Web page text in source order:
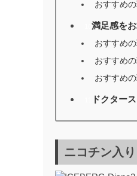
おすすめ
満足感を
おすすめ
おすすめ
おすすめ
ドクター
ニコチン入